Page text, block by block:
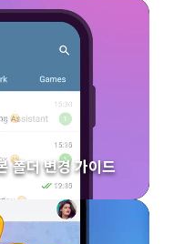
폴더 변경 가이드